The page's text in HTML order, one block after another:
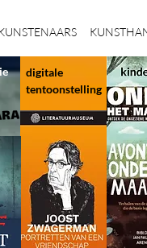
digitale
tentoonstelling